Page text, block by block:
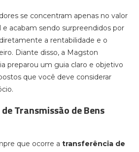
se concentram apenas no valor
acabam sendo surpreendidos por
a rentabilidade e o
Diante disso, a Magston
preparou um guia claro e objetivo
que você deve considerar
Transmissão de Bens
que ocorre a transferência de